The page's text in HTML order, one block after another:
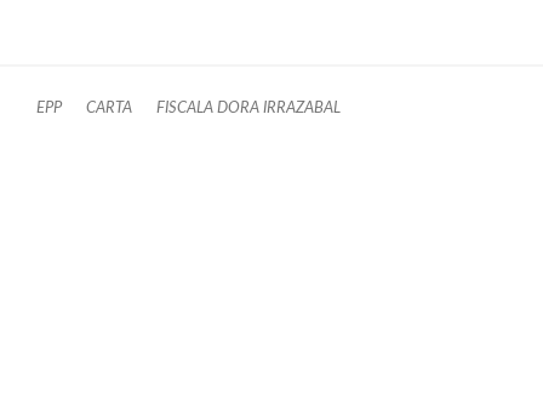
EPP CARTA FISCALA DORA IRRAZABAL